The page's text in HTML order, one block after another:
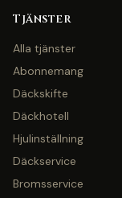
Tjänster
Alla tjänster
Abonnemang
Däckskifte
Däckhotell
Hjulinställning
Däckservice
Bromsservice